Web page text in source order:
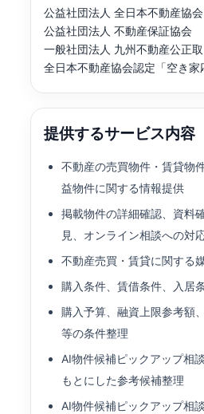
公益社団法人 全日本不動産協会
公益社団法人 不動産保証協会
一般社団法人 九州不動産公正
全日本不動産協会認定「空き家
提供するサービス内容
不動産の売買物件・賃貸物
益物件に関する情報提供
掲載物件の詳細確認、資料
見、オンライン相談への対
不動産売買・賃貸に関する
購入条件、賃借条件、入居
購入予算、融資上限参考額
等の条件整理
AI物件候補ピックアップ相
もとにした参考候補整理
AI物件候補ピックアップ相